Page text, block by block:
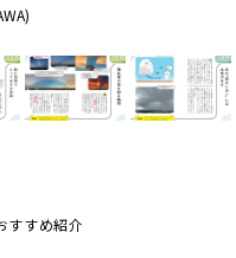
すめ紹介